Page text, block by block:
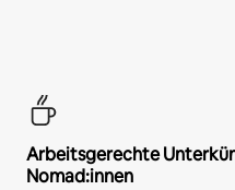
Arbeitsgerechte
Nomad:innen